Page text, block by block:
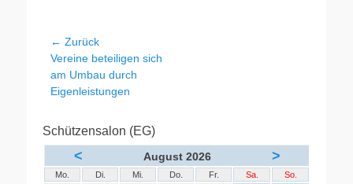
Beitragsnavigation
← Zurück
Vorheriger
Beitrag:
Vereine beteiligen sich
am Umbau durch
Eigenleistungen
Schützensalon (EG)
< August 2026 >
Mo. Di. Mi. Do. Fr. Sa. So.